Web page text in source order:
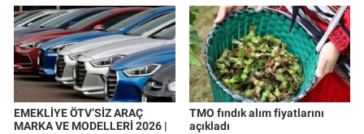
EMEKLİYE ÖTV’SİZ ARAÇ
MARKA VE MODELLERİ 2026 |
TMO fındık alım fiyatlarını
açıkladı